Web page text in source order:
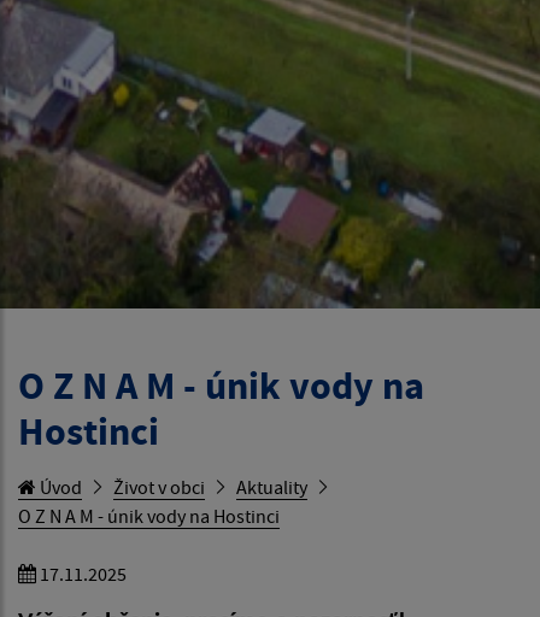
O Z N A M - únik vody na
Hostinci
Úvod Život v obci
Aktuality
O Z N A M - únik vody na Hostinci
17.11.2025